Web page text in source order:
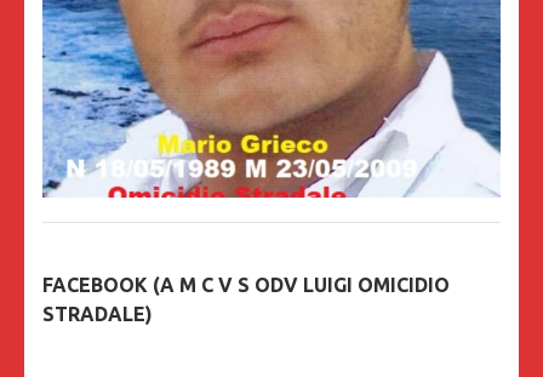
FACEBOOK (A M C V S ODV LUIGI OMICIDIO
STRADALE)